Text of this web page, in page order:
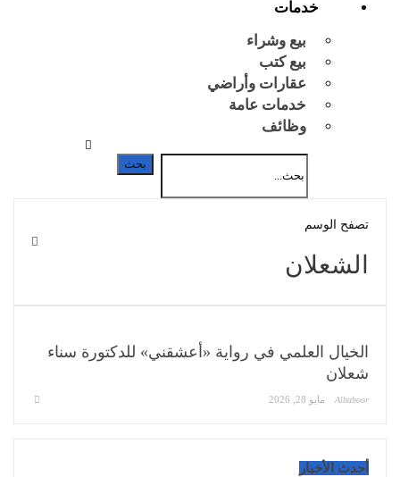
خدمات
بيع وشراء
بيع كتب
عقارات وأراضي
خدمات عامة
وظائف
تصفح الوسم
الشعلان
الخيال العلمي في رواية «أعشقني» للدكتورة سناء
شعلان
Albaboor مايو 28, 2026
أحدث الأخبار